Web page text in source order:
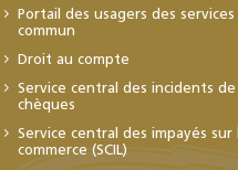
Portail des usagers des
commun
Droit au compte
Service central des incidents
chèques
Service central des impayés
commerce (SCIL)